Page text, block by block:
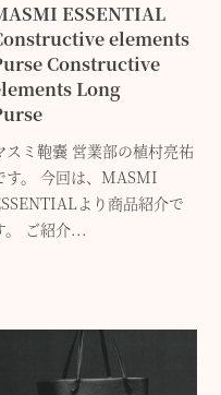
ESSENTIAL
elements
Constructive
Long
スミ鞄嚢 営業部の植村亮祐
す。 今回は、MASMI
より商品紹介で
。 ご紹介...